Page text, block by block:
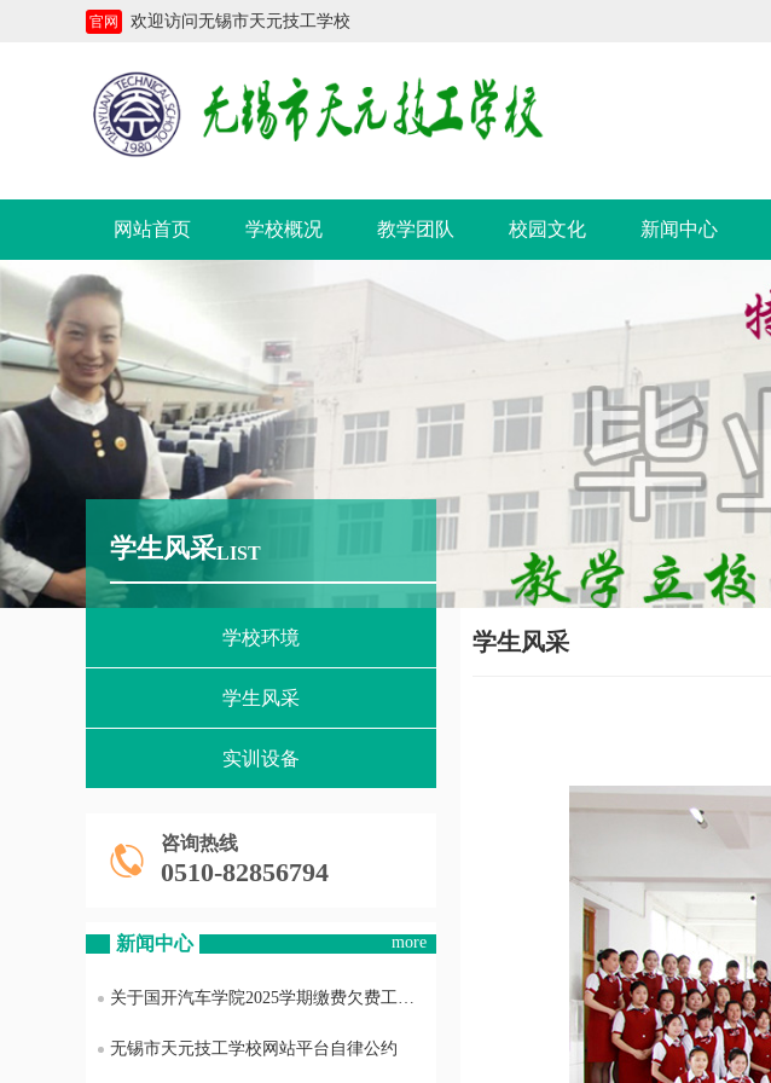
官网 欢迎访问无锡市天元技工学校
网站首页 学校概况 教学团队 校园文化 新闻中心
学生风采LIST
学校环境
学生风采
实训设备
咨询热线
0510-82856794
新闻中心 more
关于国开汽车学院2025学期缴费欠费工作通知
无锡市天元技工学校网站平台自律公约
学生风采